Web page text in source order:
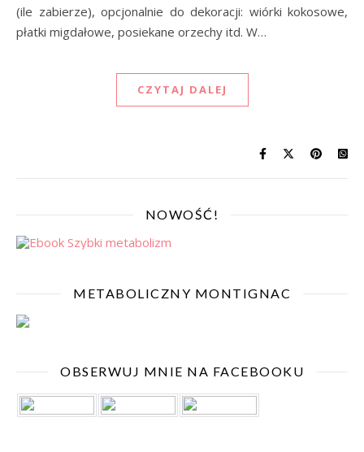
(ile zabierze), opcjonalnie do dekoracji: wiórki kokosowe,
płatki migdałowe, posiekane orzechy itd. W…
CZYTAJ DALEJ
NOWOŚĆ!
METABOLICZNY MONTIGNAC
OBSERWUJ MNIE NA FACEBOOKU